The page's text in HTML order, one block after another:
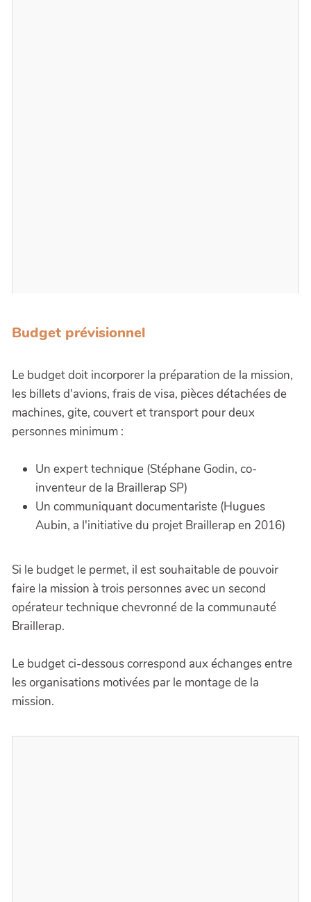
Budget prévisionnel
Le budget doit incorporer la préparation de la mission,
les billets d'avions, frais de visa, pièces détachées de
machines, gite, couvert et transport pour deux
personnes minimum :
Un expert technique (Stéphane Godin, co-
inventeur de la Braillerap SP)
Un communiquant documentariste (Hugues
Aubin, a l'initiative du projet Braillerap en 2016)
Si le budget le permet, il est souhaitable de pouvoir
faire la mission à trois personnes avec un second
opérateur technique chevronné de la communauté
Braillerap.
Le budget ci-dessous correspond aux échanges entre
les organisations motivées par le montage de la
mission.